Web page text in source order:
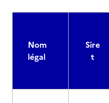
Nom
légal
Sire
t